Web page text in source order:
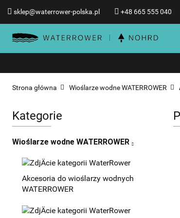
sklep@waterrower-polska.pl +48 665 555 040
Wioślarze wodne
Informacje o
Promocje %
Strona główna Wioślarze wodne WATERROWER
Kategorie
Wioślarze wodne WATERROWER
Akcesoria do wioślarzy wodnych
WATERROWER